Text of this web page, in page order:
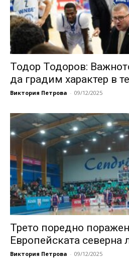
Тодор Тодоров:
да градим характер в
Виктория Петрова - 09/12/2025
Трето поредно
Европейската северна
Виктория Петрова - 09/12/2025